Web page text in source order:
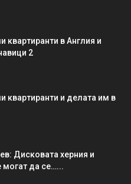
квартиранти в Англия и
2
квартиранти и делата им в
Дисковата херния и
могат да се…...